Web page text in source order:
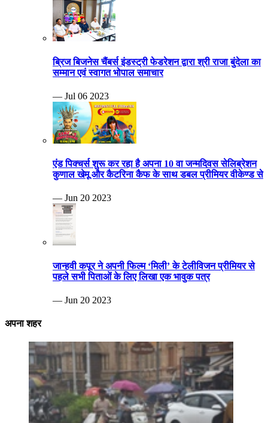
ब्रिज बिजनेस चैंबर्स इंडस्ट्री फेडरेशन द्वारा श्री राजा बुंदेला का
सम्मान एवं स्वागत भोपाल समाचार
— Jul 06 2023
एंड पिक्चर्स शुरू कर रहा है अपना 10 वा जन्मदिवस सेलिब्रेशन
कुणाल खेमू और कैटरिना कैफ के साथ डबल प्रीमियर वीकेण्ड से
— Jun 20 2023
जान्हवी कपूर ने अपनी फिल्म ‘मिली’ के टेलीविजन प्रीमियर से
पहले सभी पिताओं के लिए लिखा एक भावुक पत्र
— Jun 20 2023
अपना शहर